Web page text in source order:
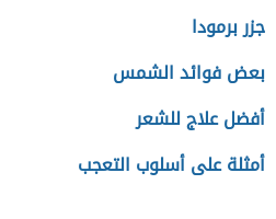
جزر برمودا
بعض فوائد الشمس
أفضل علاج للشعر
أمثلة على أسلوب التعجب